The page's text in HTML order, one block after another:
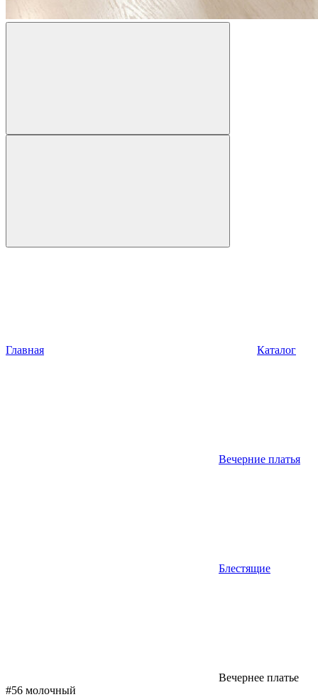
Главная Каталог
Вечерние платья
Блестящие
Вечернее платье
#56 молочный